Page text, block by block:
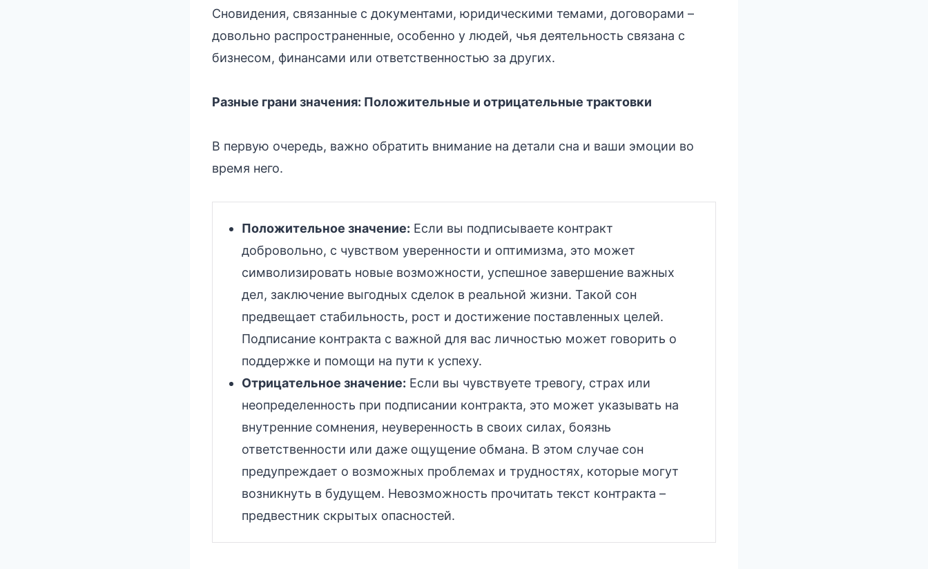
Сновидения, связанные с документами, юридическими темами, договорами –
довольно распространенные, особенно у людей, чья деятельность связана с
бизнесом, финансами или ответственностью за других.
Разные грани значения: Положительные и отрицательные трактовки
В первую очередь, важно обратить внимание на детали сна и ваши эмоции во
время него.
Положительное значение: Если вы подписываете контракт
добровольно, с чувством уверенности и оптимизма, это может
символизировать новые возможности, успешное завершение важных
дел, заключение выгодных сделок в реальной жизни. Такой сон
предвещает стабильность, рост и достижение поставленных целей.
Подписание контракта с важной для вас личностью может говорить о
поддержке и помощи на пути к успеху.
Отрицательное значение: Если вы чувствуете тревогу, страх или
неопределенность при подписании контракта, это может указывать на
внутренние сомнения, неуверенность в своих силах, боязнь
ответственности или даже ощущение обмана. В этом случае сон
предупреждает о возможных проблемах и трудностях, которые могут
возникнуть в будущем. Невозможность прочитать текст контракта –
предвестник скрытых опасностей.